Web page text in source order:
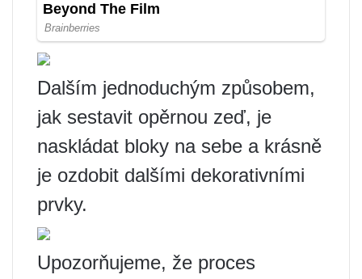
Dalším jednoduchým způsobem,
jak sestavit opěrnou zeď, je
naskládat bloky na sebe a krásně
je ozdobit dalšími dekorativními
prvky.
Upozorňujeme, že proces